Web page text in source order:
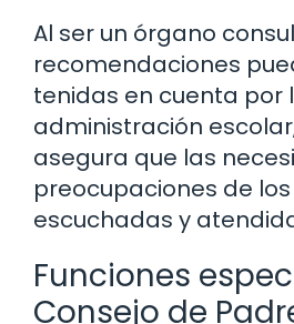
Al ser un órgano
recomendaciones
tenidas en cuenta por
administración
asegura que las
preocupaciones de
escuchadas y
Funciones
Consejo de